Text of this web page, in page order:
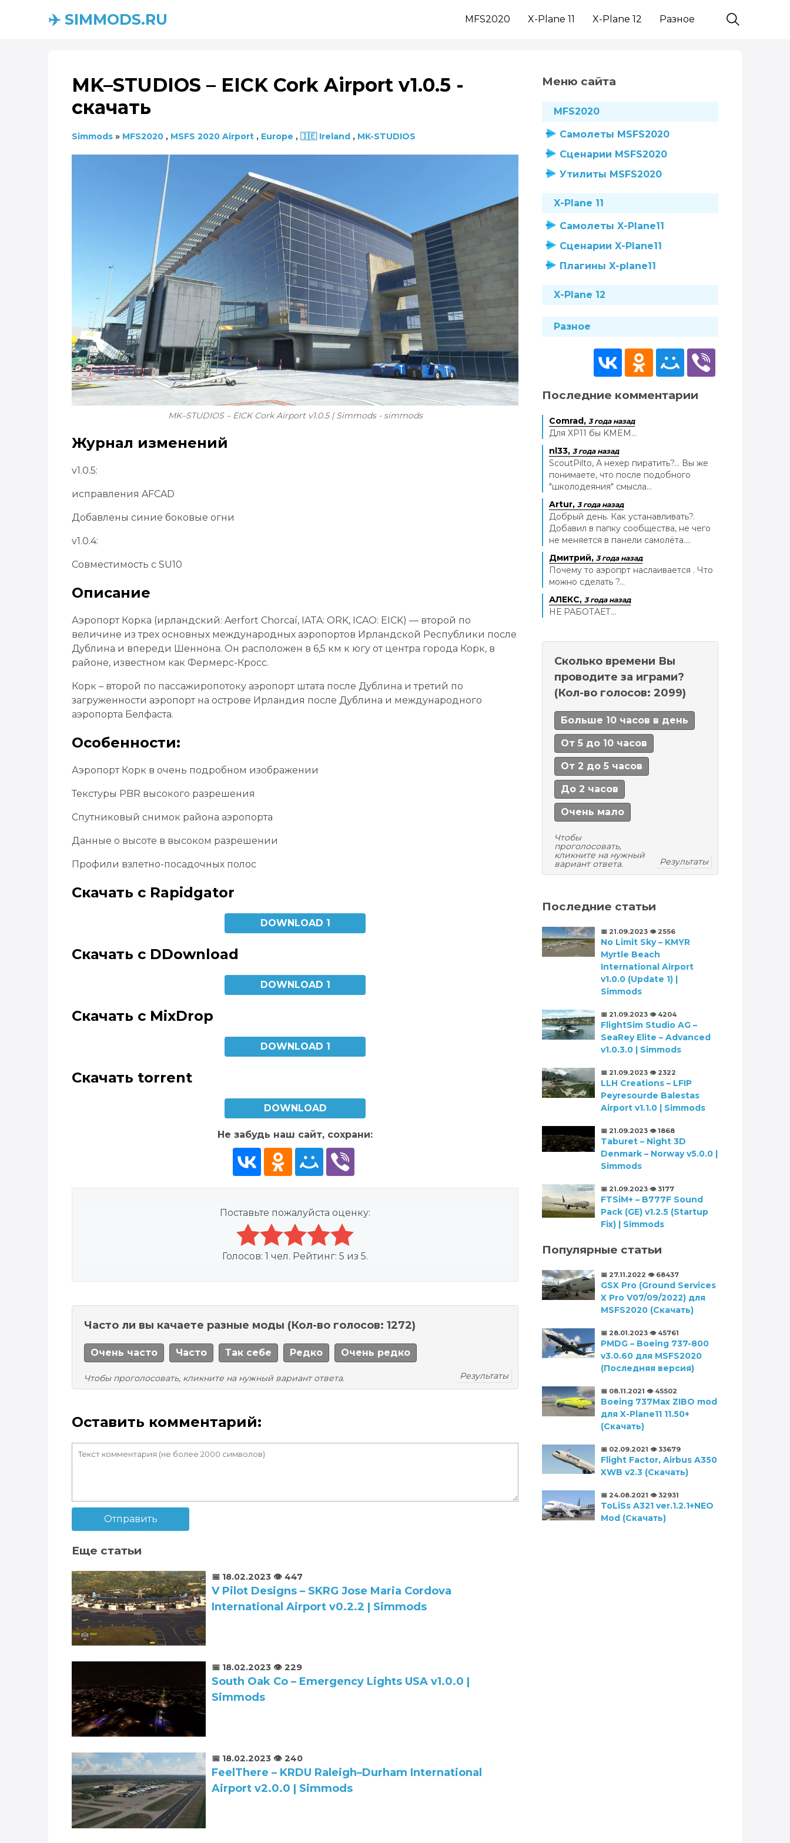
✈️ SIMMODS.RU MFS2020 X-Plane 11 X-Plane 12 Разное
MK–STUDIOS – EICK Cork Airport v1.0.5 -
скачать
Simmods » MFS2020 , MSFS 2020 Airport , Europe , 🇮🇪 Ireland , MK-STUDIOS
MK–STUDIOS – EICK Cork Airport v1.0.5 | Simmods - simmods
Журнал изменений
v1.0.5:
исправления AFCAD
Добавлены синие боковые огни
v1.0.4:
Совместимость с SU10
Описание
Аэропорт Корка (ирландский: Aerfort Chorcaí, IATA: ORK, ICAO: EICK) — второй по
величине из трех основных международных аэропортов Ирландской Республики после
Дублина и впереди Шеннона. Он расположен в 6,5 км к югу от центра города Корк, в
районе, известном как Фермерс-Кросс.
Корк – второй по пассажиропотоку аэропорт штата после Дублина и третий по
загруженности аэропорт на острове Ирландия после Дублина и международного
аэропорта Белфаста.
Особенности:
Аэропорт Корк в очень подробном изображении
Текстуры PBR высокого разрешения
Спутниковый снимок района аэропорта
Данные о высоте в высоком разрешении
Профили взлетно-посадочных полос
Скачать с Rapidgator
DOWNLOAD 1
Скачать с DDownload
DOWNLOAD 1
Скачать с MixDrop
DOWNLOAD 1
Скачать torrent
DOWNLOAD
Не забудь наш сайт, сохрани:
Поставьте пожалуйста оценку:
Голосов: 1 чел. Рейтинг: 5 из 5.
Часто ли вы качаете разные моды (Кол-во голосов: 1272)
Очень часто Часто Так себе Редко Очень редко
Чтобы проголосовать, кликните на нужный вариант ответа. Результаты
Оставить комментарий:
Отправить
Еще статьи
📅 18.02.2023 👁️ 447
V Pilot Designs – SKRG Jose Maria Cordova
International Airport v0.2.2 | Simmods
📅 18.02.2023 👁️ 229
South Oak Co – Emergency Lights USA v1.0.0 |
Simmods
📅 18.02.2023 👁️ 240
FeelThere – KRDU Raleigh–Durham International
Airport v2.0.0 | Simmods
Меню сайта
MFS2020
Самолеты MSFS2020
Сценарии MSFS2020
Утилиты MSFS2020
X-Plane 11
Самолеты X-Plane11
Сценарии X-Plane11
Плагины X-plane11
X-Plane 12
Разное
Последние комментарии
Comrad, 3 года назад
Для XP11 бы KMEM...
nl33, 3 года назад
ScoutPilto, А нехер пиратить?... Вы же
понимаете, что после подобного
"школодеяния" смысла...
Artur, 3 года назад
Добрый день. Как устанавливать?.
Добавил в папку сообщества, не чего
не меняется в панели самолёта....
Дмитрий, 3 года назад
Почему то аэропрт наслаивается . Что
можно сделать ?...
АЛЕКС, 3 года назад
НЕ РАБОТАЕТ...
Сколько времени Вы
проводите за играми?
(Кол-во голосов: 2099)
Больше 10 часов в день
От 5 до 10 часов
От 2 до 5 часов
До 2 часов
Очень мало
Чтобы
проголосовать,
кликните на нужный
вариант ответа.
Результаты
Последние статьи
📅 21.09.2023 👁️ 2556
No Limit Sky – KMYR
Myrtle Beach
International Airport
v1.0.0 (Update 1) |
Simmods
📅 21.09.2023 👁️ 4204
FlightSim Studio AG –
SeaRey Elite – Advanced
v1.0.3.0 | Simmods
📅 21.09.2023 👁️ 2322
LLH Creations – LFIP
Peyresourde Balestas
Airport v1.1.0 | Simmods
📅 21.09.2023 👁️ 1868
Taburet – Night 3D
Denmark – Norway v5.0.0 |
Simmods
📅 21.09.2023 👁️ 3177
FTSiM+ – B777F Sound
Pack (GE) v1.2.5 (Startup
Fix) | Simmods
Популярные статьи
📅 27.11.2022 👁️ 68437
GSX Pro (Ground Services
X Pro V07/09/2022) для
MSFS2020 (Скачать)
📅 28.01.2023 👁️ 45761
PMDG – Boeing 737-800
v3.0.60 для MSFS2020
(Последняя версия)
📅 08.11.2021 👁️ 45502
Boeing 737Max ZIBO mod
для X-Plane11 11.50+
(Скачать)
📅 02.09.2021 👁️ 33679
Flight Factor, Airbus A350
XWB v2.3 (Скачать)
📅 24.08.2021 👁️ 32931
ToLiSs A321 ver.1.2.1+NEO
Mod (Скачать)